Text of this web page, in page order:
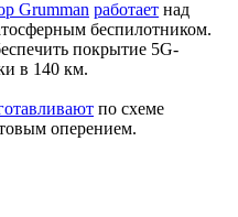
Grumman работает над
беспилотником.
покрытие 5G-
в 140 км.
по схеме
оперением.